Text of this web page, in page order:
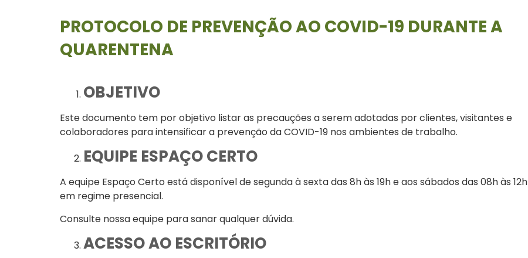
PROTOCOLO DE PREVENÇÃO AO COVID-19 DURANTE A
QUARENTENA
OBJETIVO
Este documento tem por objetivo listar as precauções a serem adotadas por clientes, visitantes e
colaboradores para intensificar a prevenção da COVID-19 nos ambientes de trabalho.
EQUIPE ESPAÇO CERTO
A equipe Espaço Certo está disponível de segunda à sexta das 8h às 19h e aos sábados das 08h às 12h
em regime presencial.
Consulte nossa equipe para sanar qualquer dúvida.
ACESSO AO ESCRITÓRIO